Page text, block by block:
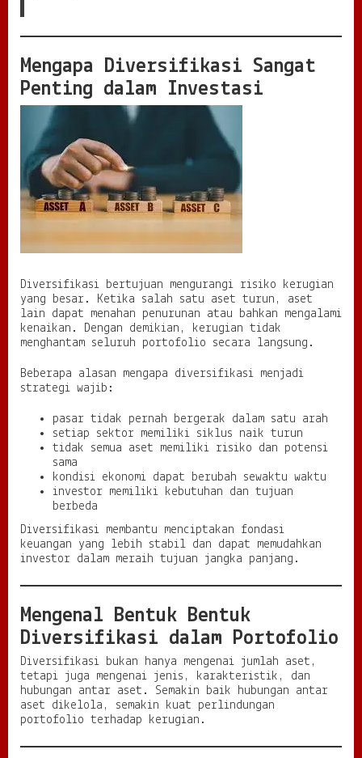
b
i
l
d
i
a
g
a
a
s
Mengapa Diversifikasi Sangat
Penting dalam Investasi
Diversifikasi bertujuan mengurangi risiko kerugian
yang besar. Ketika salah satu aset turun, aset
lain dapat menahan penurunan atau bahkan mengalami
kenaikan. Dengan demikian, kerugian tidak
menghantam seluruh portofolio secara langsung.
Beberapa alasan mengapa diversifikasi menjadi
strategi wajib:
pasar tidak pernah bergerak dalam satu arah
setiap sektor memiliki siklus naik turun
tidak semua aset memiliki risiko dan potensi
sama
kondisi ekonomi dapat berubah sewaktu waktu
investor memiliki kebutuhan dan tujuan
berbeda
Diversifikasi membantu menciptakan fondasi
keuangan yang lebih stabil dan dapat memudahkan
investor dalam meraih tujuan jangka panjang.
Mengenal Bentuk Bentuk
Diversifikasi dalam Portofolio
Diversifikasi bukan hanya mengenai jumlah aset,
tetapi juga mengenai jenis, karakteristik, dan
hubungan antar aset. Semakin baik hubungan antar
aset dikelola, semakin kuat perlindungan
portofolio terhadap kerugian.